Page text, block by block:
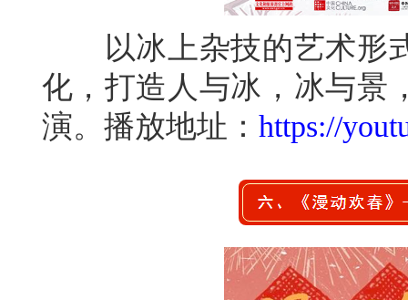
以冰上杂技的艺术形式
化，打造人与冰，冰与景
演。播放地址： https://